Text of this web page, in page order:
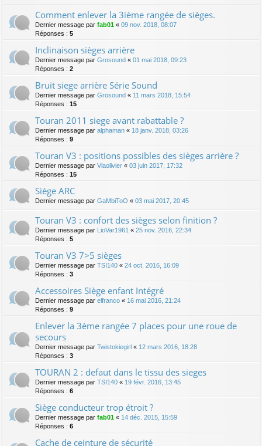
Comment enlever la 3ième rangée de sièges.
Dernier message par fab01 « 09 nov. 2018, 08:07
Réponses : 5
Inclinaison sièges arrière
Dernier message par Grosound « 01 mai 2018, 09:23
Réponses : 2
Bruit siege arrière Série Sound
Dernier message par Grosound « 11 mars 2018, 15:54
Réponses : 15
Touran 2011 siege avant rabattable ?
Dernier message par alphaman « 18 janv. 2018, 03:26
Réponses : 9
Touran V3 : positions possibles des sièges arrière ?
Dernier message par Vlaolivier « 03 juin 2017, 17:32
Réponses : 15
Siège ARC
Dernier message par GaMbiToO « 03 mai 2017, 20:45
Touran V3 : confort des sièges selon finition ?
Dernier message par LioVar1961 « 25 nov. 2016, 22:34
Réponses : 5
Touran V3 7>5 sièges
Dernier message par TSI140 « 24 oct. 2016, 16:09
Réponses : 3
Accessoires Siège enfant Intégré
Dernier message par elfranco « 16 mai 2016, 21:24
Réponses : 9
Enlever la 3ème rangée 7 places pour une roue de
secours
Dernier message par Twistokiegirl « 12 mars 2016, 18:28
Réponses : 3
TOURAN 2 : defaut dans le tissu des sieges
Dernier message par TSI140 « 19 févr. 2016, 13:45
Réponses : 6
Siège conducteur trop étroit ?
Dernier message par fab01 « 14 déc. 2015, 15:59
Réponses : 6
Cache de ceinture de sécurité